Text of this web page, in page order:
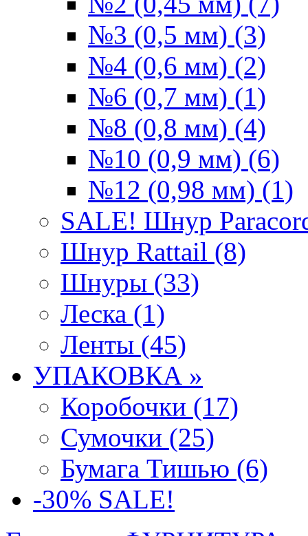
№3 (0,5 мм) (3)
№4 (0,6 мм) (2)
№6 (0,7 мм) (1)
№8 (0,8 мм) (4)
№10 (0,9 мм) (6)
№12 (0,98 мм) (1)
SALE! Шнур
Шнур Rattail (8)
Шнуры (33)
Леска (1)
Ленты (45)
УПАКОВКА »
Коробочки (17)
Сумочки (25)
Бумага Тишью (6)
-30% SALE!